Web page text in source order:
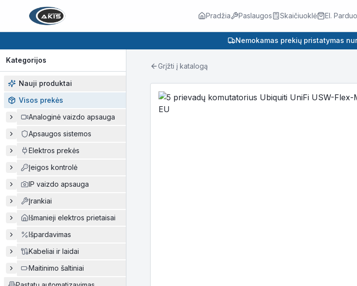
Pradžia Paslaugos Skaičiuoklė El.
Nemokamas prekių pristatymas
Kategorijos
Nauji produktai
Visos prekės
Analoginė vaizdo apsauga
Apsaugos sistemos
Elektros prekės
Įeigos kontrolė
IP vaizdo apsauga
Įrankiai
Išmanieji elektros prietaisai
Išpardavimas
Kabeliai ir laidai
Maitinimo šaltiniai
Grįžti į katalogą